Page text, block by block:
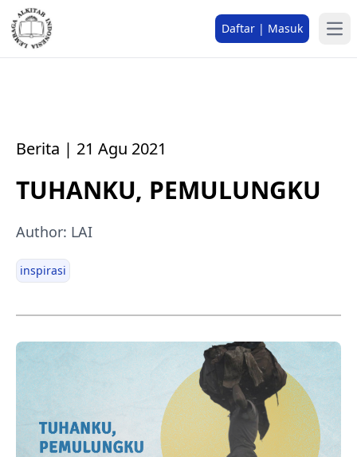
Daftar | Masuk
Berita | 21 Agu 2021
TUHANKU, PEMULUNGKU
Author: LAI
inspirasi